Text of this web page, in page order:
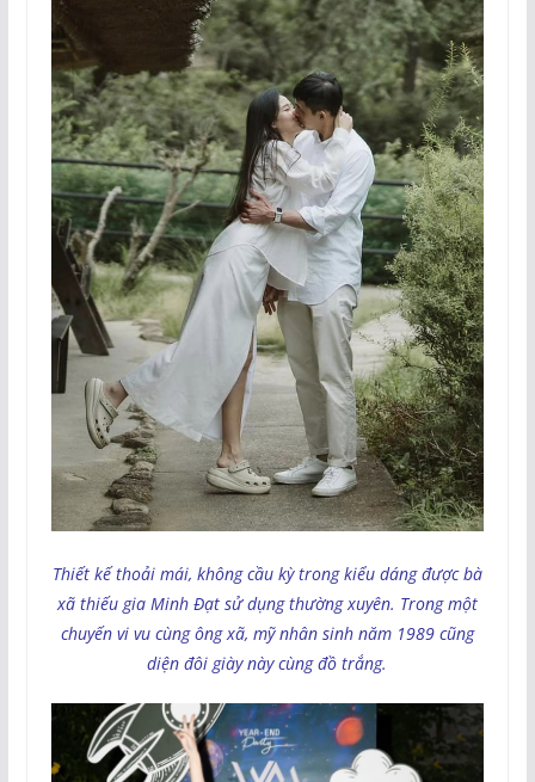
Thiết kế thoải mái, không cầu kỳ trong kiểu dáng được bà
xã thiếu gia Minh Đạt sử dụng thường xuyên. Trong một
chuyến vi vu cùng ông xã, mỹ nhân sinh năm 1989 cũng
diện đôi giày này cùng đồ trắng.